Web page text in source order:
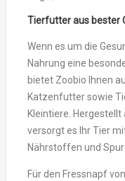
Tierfutter aus bester
Wenn es um die
Nahrung eine
bietet Zoobio Ihnen
Katzenfutter sowie
Kleintiere.
versorgt es Ihr Tier
Nährstoffen und
Für den Fressnapf